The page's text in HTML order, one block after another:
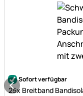
Noch keine
Sofort verfügbar
25x Breitband